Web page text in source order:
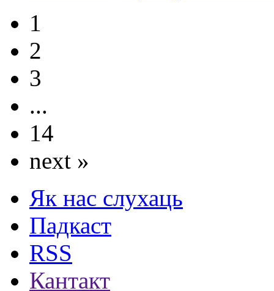
1
2
3
...
14
next »
Як нас слухаць
Падкаст
RSS
Кантакт